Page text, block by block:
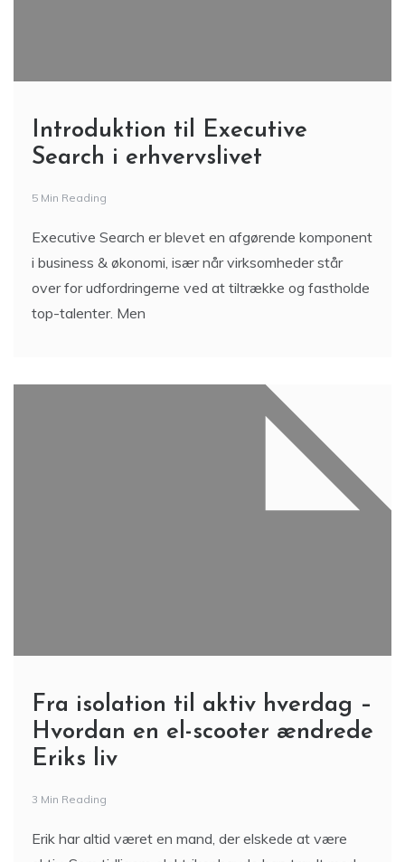
Introduktion til Executive
Search i erhvervslivet
5 Min Reading
Executive Search er blevet en afgørende komponent
i business & økonomi, især når virksomheder står
over for udfordringerne ved at tiltrække og fastholde
top-talenter. Men
Fra isolation til aktiv hverdag –
Hvordan en el-scooter ændrede
Eriks liv
3 Min Reading
Erik har altid været en mand, der elskede at være